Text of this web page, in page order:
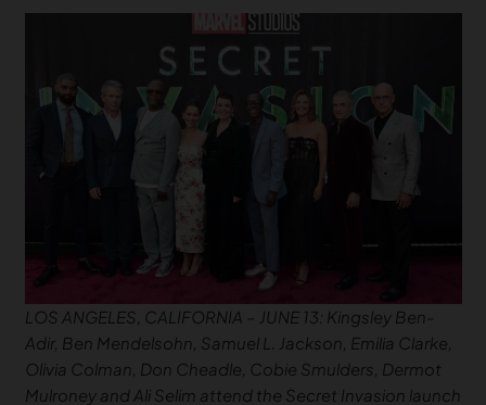
LOS ANGELES, CALIFORNIA – JUNE 13: Kingsley Ben-
Adir, Ben Mendelsohn, Samuel L. Jackson, Emilia Clarke,
Olivia Colman, Don Cheadle, Cobie Smulders, Dermot
Mulroney and Ali Selim attend the Secret Invasion launch